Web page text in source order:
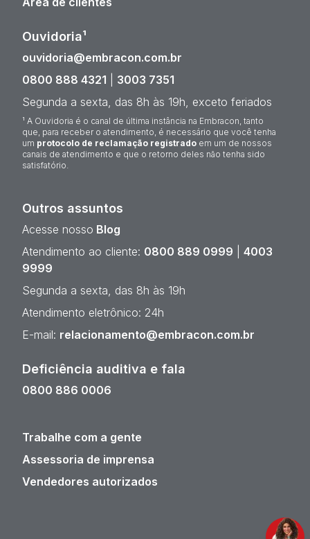
Ouvidoria¹
ouvidoria@embracon.com.br
0800 888 4321
3003 7351
Segunda a sexta, das 8h às 19h, exceto feriados
¹ A Ouvidoria é o canal de última instância na Embracon, tanto
que, para receber o atendimento, é necessário que você tenha
um protocolo de reclamação registrado em um de nossos
canais de atendimento e que o retorno deles não tenha sido
satisfatório.
Outros assuntos
Acesse nosso Blog
Atendimento ao cliente: 0800 889 0999
4003
9999
Segunda a sexta, das 8h às 19h
Atendimento eletrônico: 24h
E-mail: relacionamento@embracon.com.br
Deficiência auditiva e fala
0800 886 0006
Trabalhe com a gente
Assessoria de imprensa
Vendedores autorizados